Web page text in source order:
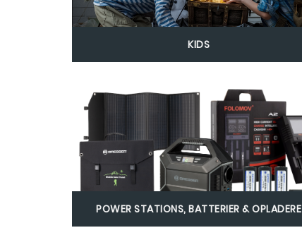
KIDS
POWER STATIONS, BATTERIER & OPLADERE